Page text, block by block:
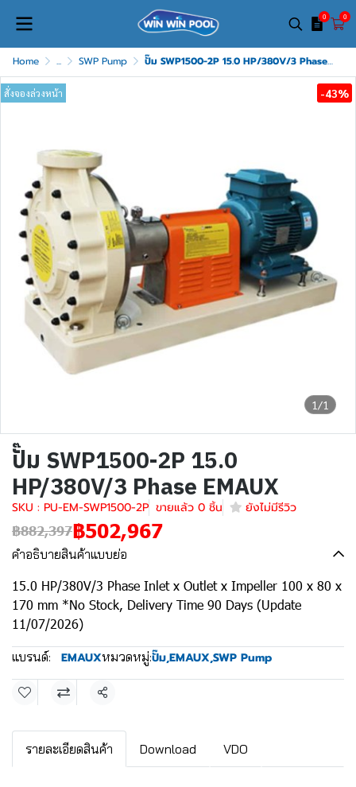
0 0
Home ... SWP Pump ปั๊ม SWP1500-2P 15.0 HP/380V/3 Phase EMAUX
1/1
สั่งจองล่วงหน้า -43%
ปั๊ม SWP1500-2P 15.0
HP/380V/3 Phase EMAUX
SKU : PU-EM-SWP1500-2P ขายแล้ว 0 ชิ้น ยังไม่มีรีวิว
฿882,397฿502,967
คำอธิบายสินค้าแบบย่อ
15.0 HP/380V/3 Phase Inlet x Outlet x Impeller 100 x 80 x
170 mm *No Stock, Delivery Time 90 Days (Update
11/07/2026)
แบรนด์: EMAUXหมวดหมู่:ปั๊ม,EMAUX,SWP Pump
แชร์
รายละเอียดสินค้า Download VDO